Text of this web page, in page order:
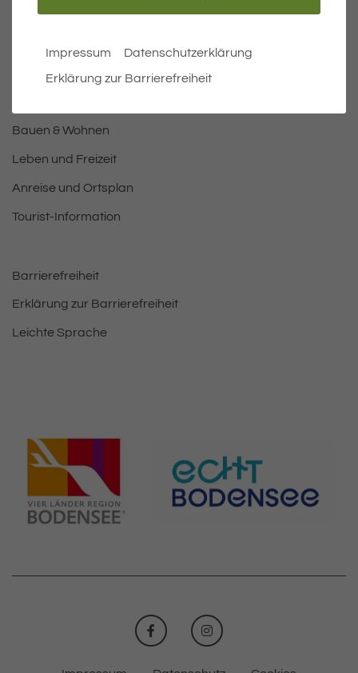
Wichtige Links
Öffnungszeiten Rathaus
Bauen & Wohnen
Leben und Freizeit
Anreise und Ortsplan
Tourist-Information
Barrierefreiheit
Erklärung zur Barrierefreiheit
Leichte Sprache
FACEBOOKINSTAGRAM
Impressum
Datenschutzerklärung
Erklärung zur Barrierefreiheit